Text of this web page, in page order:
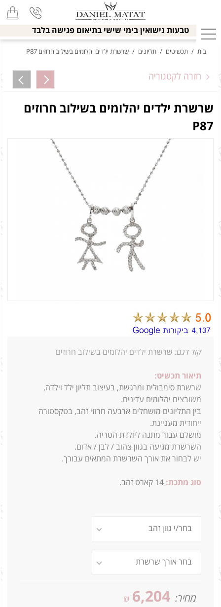
טבעות נישואין בימי שישי בתיאום פגישה בלבד
בית / תכשיטים / תליונים / שרשרת ילדים יהלומים בשילוב חרוזים P87
חזרה לקטגוריה
שרשרת ילדים יהלומים בשילוב חרוזים
P87
קוד דגם: שרשרת ילדים יהלומים בשילוב חרוזים
תיאור תכשיט:
שרשרת סימבולית ומרגשת, בעיצוב תליון ילד וילדה,
משובצים יהלומים עדינים.
בין התליונים מושחלים ארבעה חרוזי זהב, בטקסטורה
ייחודית מעניינת.
מושלם עבור מתנה ליולדת הטריה.
השרשרת מגיעה בגוון צהוב / לבן / אדום.
יש לבחור את אורך השרשרת המתאים עבורך.
סוג מתכת: 14 קארט זהב.
מחיר: 6,204
₪